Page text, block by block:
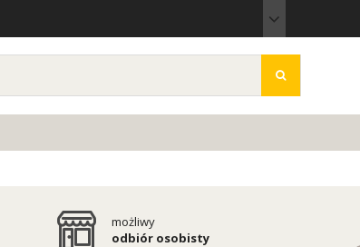
możliwy
odbiór osobisty